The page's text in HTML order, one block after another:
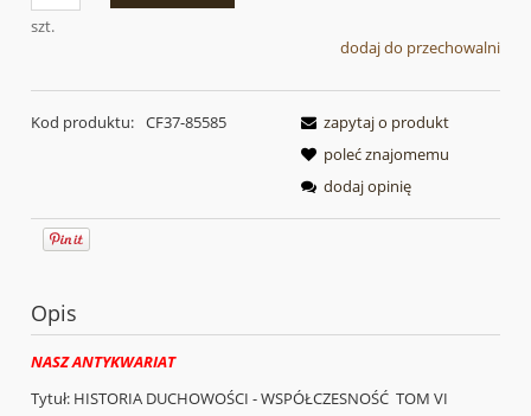
szt.
dodaj do przechowalni
Kod produktu: CF37-85585
zapytaj o produkt
poleć znajomemu
dodaj opinię
Opis
NASZ ANTYKWARIAT
Tytuł: HISTORIA DUCHOWOŚCI - WSPÓŁCZESNOŚĆ TOM VI